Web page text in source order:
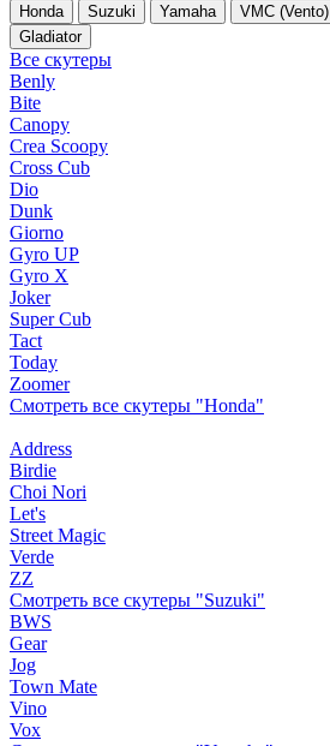
Honda Suzuki Yamaha VMC (Vento)
Gladiator
Все скутеры
Benly
Bite
Canopy
Crea Scoopy
Cross Cub
Dio
Dunk
Giorno
Gyro UP
Gyro X
Joker
Super Cub
Tact
Today
Zoomer
Смотреть все скутеры "Honda"
Address
Birdie
Choi Nori
Let's
Street Magic
Verde
ZZ
Смотреть все скутеры "Suzuki"
BWS
Gear
Jog
Town Mate
Vino
Vox